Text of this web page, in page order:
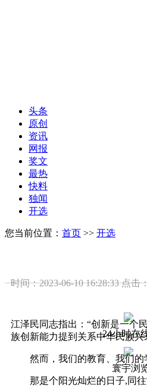
24小时在
寰宇浏
头条
原创
资讯
网报
奖文
最热
快料
独闻
开选
您当前位置： 首页 >> 开选
时间：2023-06-10 16:28:33点击
江泽民同志指出：“创新是一个
族创新能力提到关系中华民族
然而，我们的教育、我们的
那是个阳光灿烂的日子,同往